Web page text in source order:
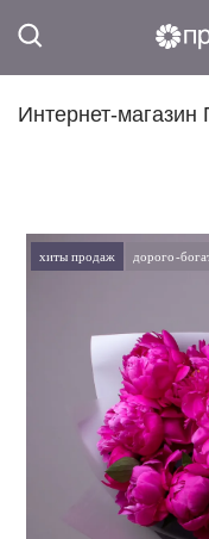
Интернет-
хиты продаж дорого-